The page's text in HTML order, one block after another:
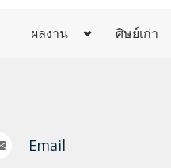
ผลงาน ศิษย์เก่า
Email